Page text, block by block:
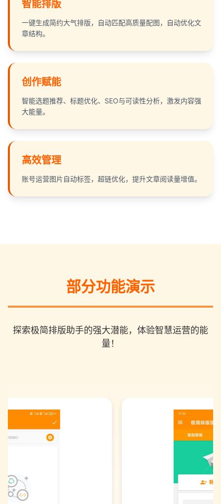
智能排版
一键生成简约大气排版，自动匹配高质量配图，自动优化文
章结构。
创作赋能
智能选题推荐、标题优化、SEO与可读性分析，激发内容强
大能量。
高效管理
账号运营图片自动标签，超链优化，提升文章阅读量增值。
部分功能演示
探索极简排版助手的强大潜能，体验智慧运营的能
量！